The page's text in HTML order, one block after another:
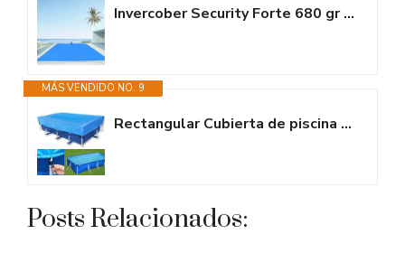
Invercober Security Forte 680 gr Cobertor Invierno Funda para Piscina: 3.00...
MÁS VENDIDO NO. 9
Rectangular Cubierta de piscina 450 x 220 cm, cubierta de piscina...
Posts Relacionados: